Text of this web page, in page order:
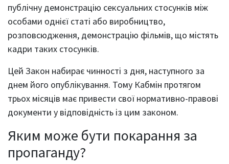
публічну демонстрацію сексуальних стосунків між
особами однієї статі або виробництво,
розповсюдження, демонстрацію фільмів, що містять
кадри таких стосунків.
Цей Закон набирає чинності з дня, наступного за
днем його опублікування. Тому Кабмін протягом
трьох місяців має привести свої нормативно-правові
документи у відповідність із цим законом.
Яким може бути покарання за
пропаганду?